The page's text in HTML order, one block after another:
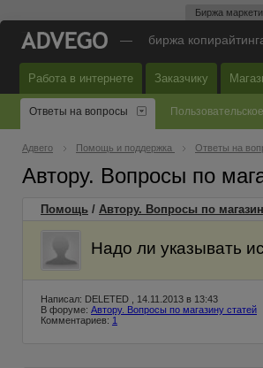
Биржа
— биржа
Работа в интернете Заказчику
Ответы на вопросы
Адвего Помощь и поддержка Ответы на
Автору. Вопросы по
Помощь / Автору. Вопросы по
Надо ли указывать
Написал: DELETED , 14.11.2013 в 13:43
В форуме: Автору. Вопросы по магазину статей
Комментариев: 1